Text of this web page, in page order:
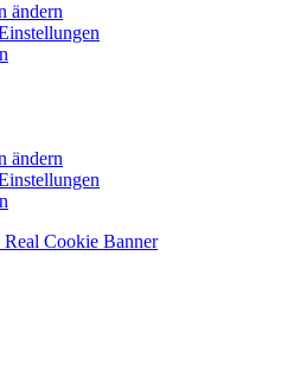
ändern
ändern
Cookie Banner